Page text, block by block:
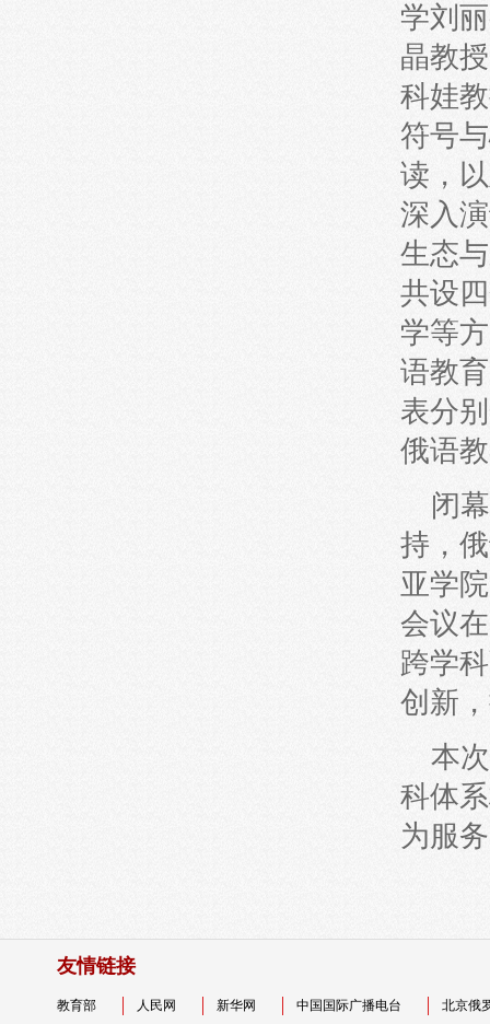
学刘
晶教
科娃
符号
读，
深入
生态
共设
学等
语教
表分
俄语
闭
持，
亚学
会议
跨学
创新
本
科体
为服
友情链接
教育部 人民网 新华网 中国国际广播电台 北京俄